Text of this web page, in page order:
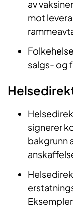
av
mot
salgs- og
signerer
bakgrunn